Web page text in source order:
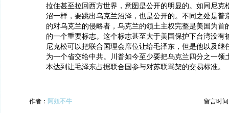
拉住甚至拉回西方世界，意图是公开的明显的。如同尼克
沼一样，要跳出乌克兰沼泽，也是公开的。不同之处是普
的对乌克兰的侵略者，乌克兰的领土主权完整是美国为首
的一个重要标志。这个标志甚至大于美国保护下台湾没有
尼克松可以把联合国理会席位让给毛泽东，但是他以及继
为一个省交给中共。川普如今至少要把乌克兰四分之一领
本达到让毛泽东占据联合国参与对苏联骂架的交易标准。
作者： 阿妞不牛 留言时间